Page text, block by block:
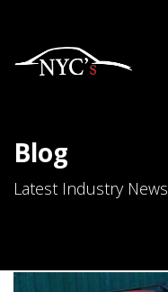
Blog
Latest Industry News